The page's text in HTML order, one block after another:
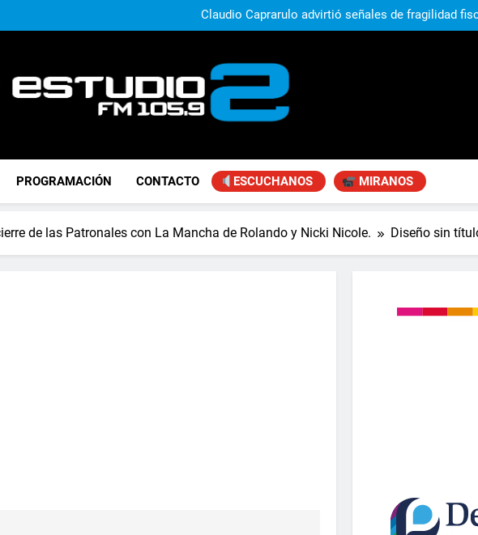
muestra un problema que puede volver
Carlos Linares afirmó que el Gobierno “tuvo que dar
ley de tierras y advirtió un cambio de clima político entre
Paco Olveira cuestionó la visita de León XIV a la
muestra un problema que puede volver
Carlos Linares afirmó que el Gobierno “tuvo que dar
ley de tierras y advirtió un cambio de clima político entre
Paco Olveira cuestionó la visita de León XIV a la
FM Estudio 2
PROGRAMACIÓN CONTACTO ESCUCHANOS MIRANOS
de las Patronales con La Mancha de Rolando y Nicki Nicole. Diseño sin